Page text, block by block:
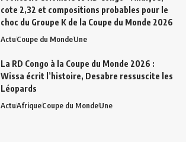
cote 2,32 et compositions probables pour le
choc du Groupe K de la Coupe du Monde 2026
ActuCoupe du MondeUne
La RD Congo à la Coupe du Monde 2026 :
Wissa écrit l’histoire, Desabre ressuscite les
Léopards
ActuAfriqueCoupe du MondeUne